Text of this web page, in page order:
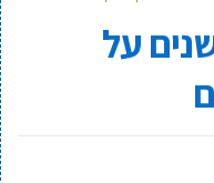
על